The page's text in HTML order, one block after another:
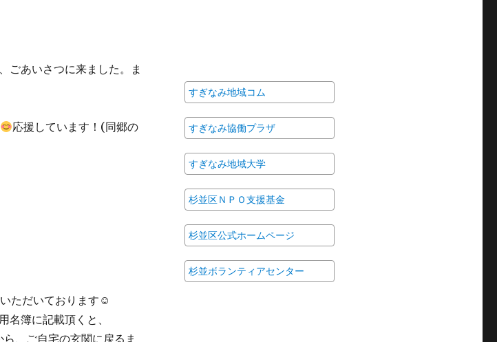
ごあいさつに来ました。ま
応援しています！(同郷の
ただいております☺
簿に記載頂くと、
、ご自宅の玄関に戻るま
すぎなみ地域コム
すぎなみ協働プラザ
すぎなみ地域大学
杉並区ＮＰＯ支援基金
杉並区公式ホームページ
杉並ボランティアセンター